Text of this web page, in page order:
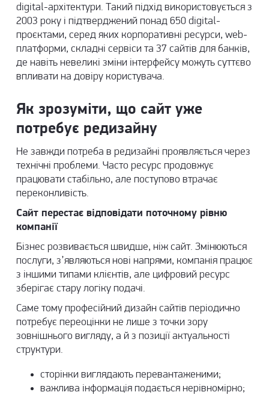
digital-архітектури. Такий підхід використовується з
2003 року і підтверджений понад 650 digital-
проєктами, серед яких корпоративні ресурси, web-
платформи, складні сервіси та 37 сайтів для банків,
де навіть невеликі зміни інтерфейсу можуть суттєво
впливати на довіру користувача.
Як зрозуміти, що сайт уже
потребує редизайну
Не завжди потреба в редизайні проявляється через
технічні проблеми. Часто ресурс продовжує
працювати стабільно, але поступово втрачає
переконливість.
Сайт перестає відповідати поточному рівню
компанії
Бізнес розвивається швидше, ніж сайт. Змінюються
послуги, з’являються нові напрями, компанія працює
з іншими типами клієнтів, але цифровий ресурс
зберігає стару логіку подачі.
Саме тому професійний дизайн сайтів періодично
потребує переоцінки не лише з точки зору
зовнішнього вигляду, а й з позиції актуальності
структури.
сторінки виглядають перевантаженими;
важлива інформація подається нерівномірно;